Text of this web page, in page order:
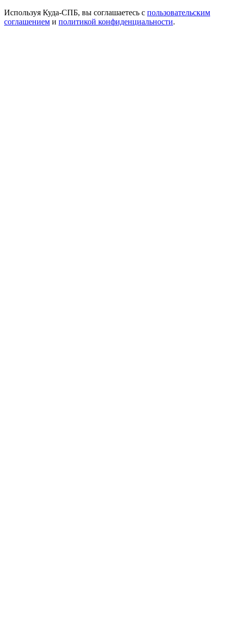
Используя Куда-СПБ, вы соглашаетесь с пользовательским
соглашением и политикой конфиденциальности.